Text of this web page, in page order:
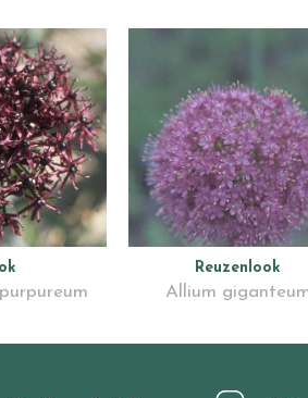
Reuzenlook
Allium